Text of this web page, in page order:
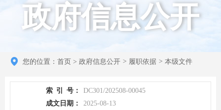
政府信息公开
您的位置： 首页 > 政府信息公开 > 履职依据 > 本级文件
索 引 号：
DC301/202508-00045
成文日期：
2025-08-13